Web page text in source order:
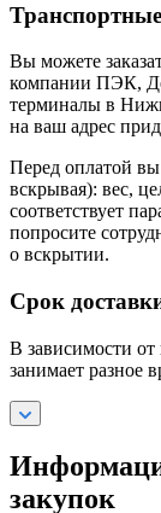
Вы можете
компании ПЭК,
терминалы в
на ваш адрес
Перед оплатой
вскрывая): вес,
соответствует
попросите
о вскрытии.
Срок
В зависимости от
занимает разное
закупок